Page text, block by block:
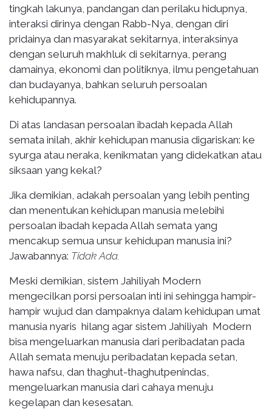
tingkah lakunya, pandangan dan perilaku hidupnya,
interaksi dirinya dengan Rabb-Nya, dengan diri
pridainya dan masyarakat sekitarnya, interaksinya
dengan seluruh makhluk di sekitarnya, perang
damainya, ekonomi dan politiknya, ilmu pengetahuan
dan budayanya, bahkan seluruh persoalan
kehidupannya.
Di atas landasan persoalan ibadah kepada Allah
semata inilah, akhir kehidupan manusia digariskan: ke
syurga atau neraka, kenikmatan yang didekatkan atau
siksaan yang kekal?
Jika demikian, adakah persoalan yang lebih penting
dan menentukan kehidupan manusia melebihi
persoalan ibadah kepada Allah semata yang
mencakup semua unsur kehidupan manusia ini?
Jawabannya: Tidak Ada.
Meski demikian, sistem Jahiliyah Modern
mengecilkan porsi persoalan inti ini sehingga hampir-
hampir wujud dan dampaknya dalam kehidupan umat
manusia nyaris hilang agar sistem Jahiliyah Modern
bisa mengeluarkan manusia dari peribadatan pada
Allah semata menuju peribadatan kepada setan,
hawa nafsu, dan thaghut-thaghutpenindas,
mengeluarkan manusia dari cahaya menuju
kegelapan dan kesesatan.